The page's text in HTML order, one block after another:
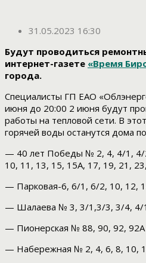
31.05.2023 16:30
Будут проводиться
интернет-газете «Время
города.
Специалисты ГП ЕАО
июня до 20:00 2 июня будут
работы на тепловой сети. В
горячей воды останутся дома
— 40 лет Победы № 2, 4, 4/1, 4/
10, 11, 13, 15, 15А, 17, 19, 21,
— Парковая-6, 6/1, 6/2, 10, 12,
— Шалаева № 3, 3/1,3/3, 3/4, 4/
— Пионерская № 88, 90, 92, 92А
— Набережная № 2, 4, 6, 8, 10,